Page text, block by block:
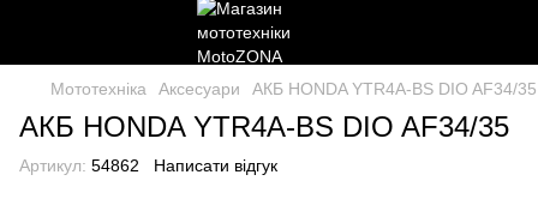
Мототехніка Аксесуари АКБ HONDA YTR4A-BS DIO AF34/35
АКБ HONDA YTR4A-BS DIO AF34/35
Артикул: 54862 Написати відгук